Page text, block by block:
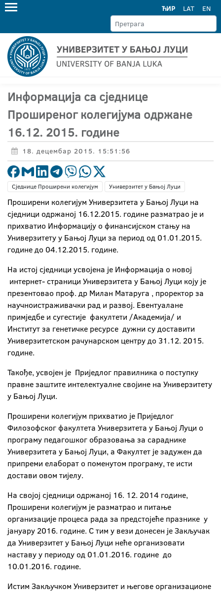
ЋИР LAT EN
Информација са сједнице
Проширеног колегијума одржане
16.12. 2015. године
18. децембар 2015. 15:51:56
Сједнице Проширени колегијум Универзитет у Бањој Луци
Проширени колегијум Универзитета у Бањој Луци на
сједници одржаној 16.12.2015. године разматрао је и
прихватио Информацију о финансијском стању на
Универзитету у Бањој Луци за период од 01.01.2015.
године до 04.12.2015. године.
На истој сједници усвојена је Информација о новој
интернет- страници Универзитета у Бањој Луци коју је
презентовао проф. др Милан Матаруга , проректор за
научноистраживачки рад и развој. Евентуалане
примједбе и сугестије факултети /Академија/ и
Институт за генетичке ресурсе дужни су доставити
Универзитетском рачунарском центру до 31.12. 2015.
године.
Такође, усвојен је Приједлог правилника о поступку
правне заштите интелектуалне својине на Универзитету
у Бањој Луци.
Проширени колегијум прихватио је Приједлог
Филозофског факултета Универзитета у Бањој Луци о
програму педагошког образовања за сараднике
Универзитета у Бањој Луци, а Факултет је задужен да
припреми елаборат о поменутoм програму, те исти
достави овом тијелу.
На својој сједници одржаној 16. 12. 2014 године,
Проширени колегијум је разматрао и питање
организације процеса рада за предстојеће празнике у
јануару 2016. године. С тим у вези донесен је Закључак
да Универзитет у Бањој Луци неће организовати
наставу у периоду од 01.01.2016. године до
10.01.2016. године.
Истим Закључком Универзитет и његове организационе